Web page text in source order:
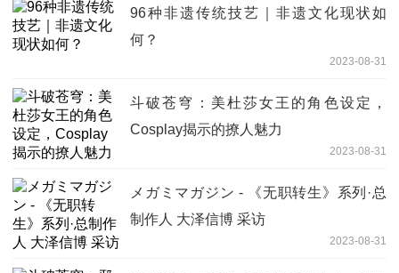
96种非遗传统技艺｜非遗文化现状如
何？
2023-08-31
斗破苍穹：美杜莎女王的角色设定，
Cosplay揭示的撩人魅力
2023-08-31
メガミマガジン - 《无职转生》系列·总
制作人 大泽信博 采访
2023-08-31